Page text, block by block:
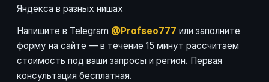
Яндекса в разных нишах
Напишите в Telegram @Profseo777 или заполните
форму на сайте — в течение 15 минут рассчитаем
стоимость под ваши запросы и регион. Первая
консультация бесплатная.